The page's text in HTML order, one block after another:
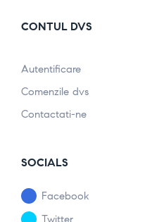
CONTUL DVS
Autentificare
Comenzile dvs
Contactati-ne
SOCIALS
Facebook
Twitter